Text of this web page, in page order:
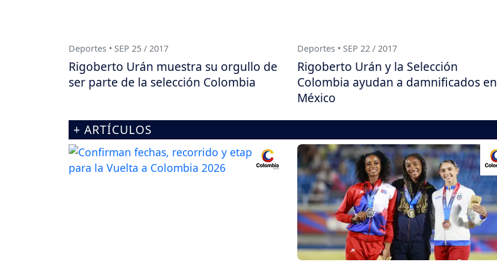
Deportes • SEP 25 / 2017
Rigoberto Urán muestra su orgullo de
ser parte de la selección Colombia
Deportes • SEP 22 / 2017
Rigoberto Urán y la Selección
Colombia ayudan a damnificados en
México
+ ARTÍCULOS